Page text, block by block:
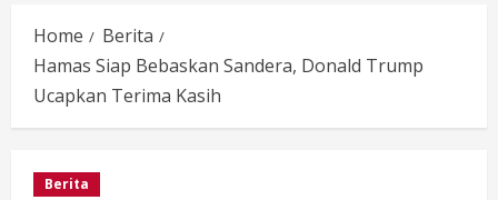
Home
Berita
Hamas Siap Bebaskan Sandera, Donald Trump
Ucapkan Terima Kasih
Berita